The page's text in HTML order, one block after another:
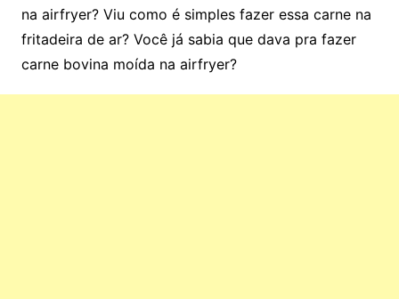
na airfryer? Viu como é simples fazer essa carne na
fritadeira de ar? Você já sabia que dava pra fazer
carne bovina moída na airfryer?